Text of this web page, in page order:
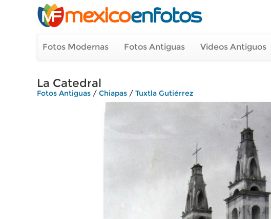
Fotos Modernas Fotos Antiguas Videos Antiguos
La Catedral
Fotos Antiguas / Chiapas / Tuxtla Gutiérrez